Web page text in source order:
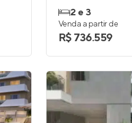
2 e 3
Venda a partir de
R$ 736.559